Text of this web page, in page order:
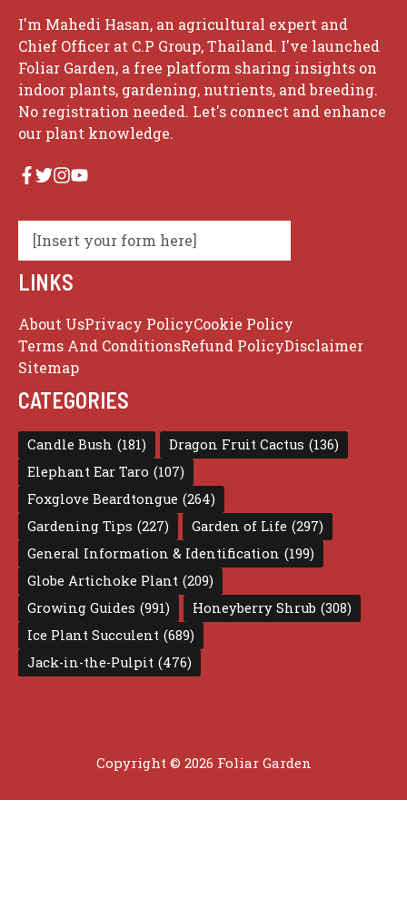
I'm Mahedi Hasan, an agricultural expert and
Chief Officer at C.P Group, Thailand. I've launched
Foliar Garden, a free platform sharing insights on
indoor plants, gardening, nutrients, and breeding.
No registration needed. Let's connect and enhance
our plant knowledge.
[Insert your form here]
LINKS
About UsPrivacy PolicyCookie Policy
Terms And ConditionsRefund PolicyDisclaimer
Sitemap
CATEGORIES
Candle Bush (181) Dragon Fruit Cactus (136)
Elephant Ear Taro (107)
Foxglove Beardtongue (264)
Gardening Tips (227) Garden of Life (297)
General Information & Identification (199)
Globe Artichoke Plant (209)
Growing Guides (991) Honeyberry Shrub (308)
Ice Plant Succulent (689)
Jack-in-the-Pulpit (476)
Copyright © 2026 Foliar Garden